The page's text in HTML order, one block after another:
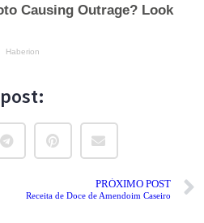
PRÓXIMO POST
Receita de Doce de Amendoim Caseiro